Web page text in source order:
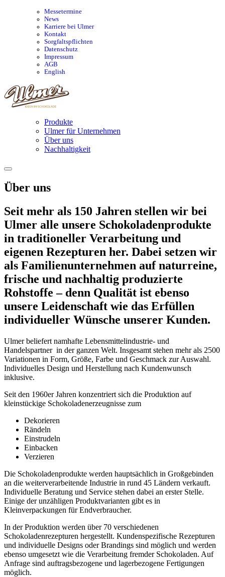
Messetermine
News
Karriere bei Ulmer
Kontakt
Sorgfaltspflichten
Datenschutz
Impressum
AGB
English
Produkte
Ulmer für Unternehmen
Über uns
Nachhaltigkeit
Über uns
Seit mehr als 150 Jahren stellen wir bei
Ulmer alle unsere Schokoladenprodukte
in traditioneller Verarbeitung und
eigenen Rezepturen her. Dabei setzen wir
als Familienunternehmen auf naturreine,
frische und nachhaltig produzierte
Rohstoffe – denn Qualität ist ebenso
unsere Leidenschaft wie das Erfüllen
individueller Wünsche unserer Kunden.
Ulmer beliefert namhafte Lebensmittelindustrie- und
Handelspartner in der ganzen Welt. Insgesamt stehen mehr als 2500
Variationen in Form, Größe, Farbe und Geschmack zur Auswahl.
Individuelles Design und Herstellung nach Kundenwunsch
inklusive.
Seit den 1960er Jahren konzentriert sich die Produktion auf
kleinstückige Schokoladenerzeugnisse zum
Dekorieren
Rändeln
Einstrudeln
Einbacken
Verzieren
Die Schokoladenprodukte werden hauptsächlich in Großgebinden
an die weiterverarbeitende Industrie in rund 45 Ländern verkauft.
Individuelle Beratung und Service stehen dabei an erster Stelle.
Einige der unzähligen Produktvarianten gibt es in
Kleinverpackungen für Endverbraucher.
In der Produktion werden über 70 verschiedenen
Schokoladenrezepturen hergestellt. Kundenspezifische Rezepturen
und individuelle Designs oder Brandings sind möglich und werden
ebenso umgesetzt wie die Verarbeitung fremder Schokoladen. Auf
Anfrage sind auftragsbezogene und lagerbezogene Fertigungen
möglich.